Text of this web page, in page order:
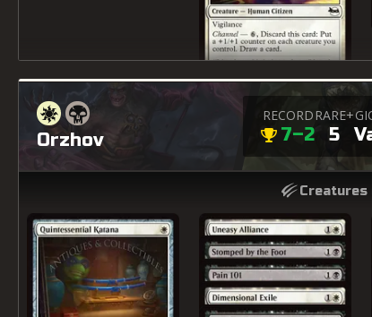
Orzhov
RECORD
7–2
RARE+
5
Creatures